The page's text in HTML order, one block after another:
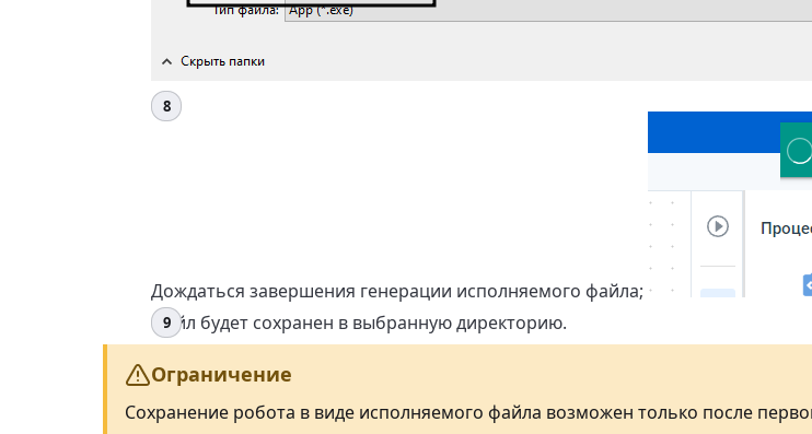
Дождаться завершения генерации исполняемого файла;
Файл будет сохранен в выбранную директорию.
Ограничение
Сохранение робота в виде исполняемого файла возможен только после